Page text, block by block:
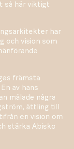
så här viktigt
har
och vision som
främsta
av hans
målade några
ättling till
en vision om
stärka Abisko